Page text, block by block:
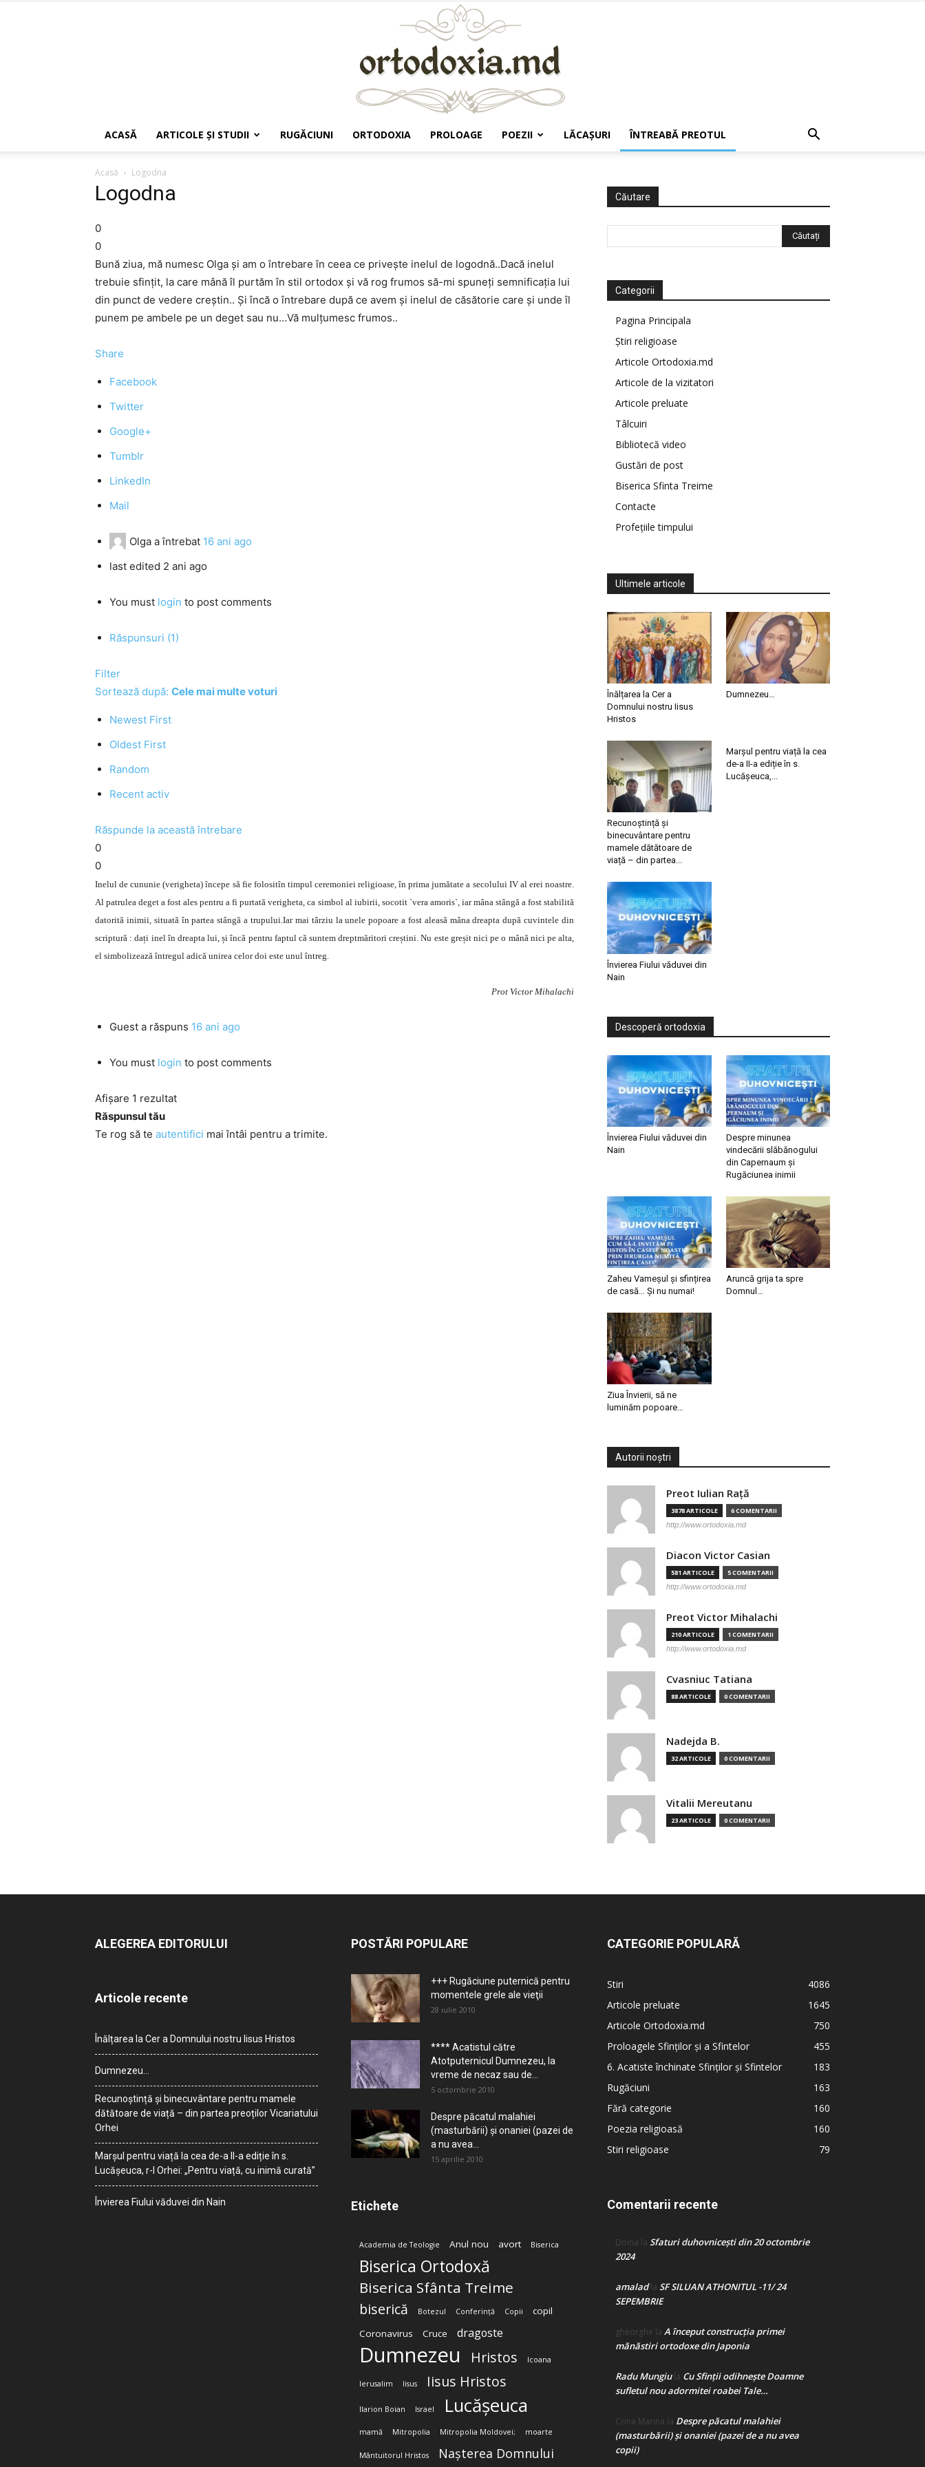
ACASĂ ARTICOLE ŞI STUDII RUGĂCIUNI ORTODOXIA PROLOAGE POEZII LĂCAŞURI ÎNTREABĂ PREOTUL
Acasă Logodna
Logodna
0
0
Bună ziua, mă numesc Olga şi am o întrebare în ceea ce priveşte inelul de logodnă..Dacă inelul
trebuie sfinţit, la care mână îl purtăm în stil ortodox şi vă rog frumos să-mi spuneţi semnificaţia lui
din punct de vedere creştin.. Şi încă o întrebare după ce avem şi inelul de căsătorie care şi unde îl
punem pe ambele pe un deget sau nu…Vă mulţumesc frumos..
Share
Facebook
Twitter
Google+
Tumblr
LinkedIn
Mail
Olga a întrebat 16 ani ago
last edited 2 ani ago
You must login to post comments
Răspunsuri (1)
Filter
Sortează după: Cele mai multe voturi
Newest First
Oldest First
Random
Recent activ
Răspunde la această întrebare
0
0
Inelul de cununie (verigheta) începe să fie folositîn timpul ceremoniei religioase, în prima jumătate a secolului IV al erei noastre.
Al patrulea deget a fost ales pentru a fi purtată verigheta, ca simbol al iubirii, socotit `vera amoris`, iar mâna stângă a fost stabilită
datorită inimii, situată în partea stângă a trupului.Iar mai târziu la unele popoare a fost aleasă mâna dreapta după cuvintele din
scriptură : dați inel în dreapta lui, și încă pentru faptul că suntem dreptmăritori creștini. Nu este greșit nici pe o mână nici pe alta,
el simbolizează întregul adică unirea celor doi este unul întreg.
Prot Victor Mihalachi
Guest a răspuns 16 ani ago
You must login to post comments
Afișare 1 rezultat
Răspunsul tău
Te rog să te autentifici mai întâi pentru a trimite.
Căutare
Categorii
Pagina Principala
Știri religioase
Articole Ortodoxia.md
Articole de la vizitatori
Articole preluate
Tâlcuiri
Bibliotecă video
Gustări de post
Biserica Sfinta Treime
Contacte
Profețiile timpului
Ultimele articole
Înălțarea la Cer a
Domnului nostru Iisus
Hristos
Dumnezeu…
Recunoștință și
binecuvântare pentru
mamele dătătoare de
viață – din partea...
Marșul pentru viață la cea
de-a II-a ediție în s.
Lucășeuca,...
Învierea Fiului văduvei din
Nain
Descoperă ortodoxia
Învierea Fiului văduvei din
Nain
Despre minunea
vindecării slăbănogului
din Capernaum și
Rugăciunea inimii
Zaheu Vameșul și sfințirea
de casă… Și nu numai!
Aruncă grija ta spre
Domnul…
Ziua Învierii, să ne
luminăm popoare…
Autorii noștri
Preot Iulian Raţă
3878 ARTICOLE 6 COMENTARII
http://www.ortodoxia.md
Diacon Victor Casian
581 ARTICOLE 5 COMENTARII
http://www.ortodoxia.md
Preot Victor Mihalachi
210 ARTICOLE 1 COMENTARII
http://www.ortodoxia.md
Cvasniuc Tatiana
88 ARTICOLE 0 COMENTARII
Nadejda B.
32 ARTICOLE 0 COMENTARII
Vitalii Mereutanu
23 ARTICOLE 0 COMENTARII
ALEGEREA EDITORULUI
Articole recente
Înălțarea la Cer a Domnului nostru Iisus Hristos
Dumnezeu…
Recunoștință și binecuvântare pentru mamele
dătătoare de viață – din partea preoților Vicariatului
Orhei
Marșul pentru viață la cea de-a II-a ediție în s.
Lucășeuca, r-l Orhei: „Pentru viață, cu inimă curată”
Învierea Fiului văduvei din Nain
POSTĂRI POPULARE
+++ Rugăciune puternică pentru
momentele grele ale vieţii
28 iulie 2010
**** Acatistul către
Atotputernicul Dumnezeu, la
vreme de necaz sau de...
5 octombrie 2010
Despre păcatul malahiei
(masturbării) şi onaniei (pazei de
a nu avea...
15 aprilie 2010
Etichete
Academia de Teologie Anul nou avort Biserica
Biserica Ortodoxă
Biserica Sfânta Treime
biserică Botezul Conferință Copii
copil
Coronavirus
Cruce dragoste
Dumnezeu Hristos Icoana
Ierusalim Iisus Iisus Hristos
Ilarion Boian Israel Lucășeuca
mamă Mitropolia Mitropolia Moldovei; moarte
Mântuitorul Hristos Nașterea Domnului
CATEGORIE POPULARĂ
Stiri
4086
Articole preluate
1645
Articole Ortodoxia.md
750
Proloagele Sfinților și a Sfintelor
455
6. Acatiste închinate Sfinților și Sfintelor
183
Rugăciuni
163
Fără categorie
160
Poezia religioasă
160
Stiri religioase
79
Comentarii recente
Doina la Sfaturi duhovnicești din 20 octombrie
2024
amaladla SF SILUAN ATHONITUL -11/ 24
SEPEMBRIE
gheorghe la A început construcţia primei
mănăstiri ortodoxe din Japonia
Radu Mungiula Cu Sfinții odihnește Doamne
sufletul nou adormitei roabei Tale…
Crina Marina la Despre păcatul malahiei
(masturbării) şi onaniei (pazei de a nu avea
copii)